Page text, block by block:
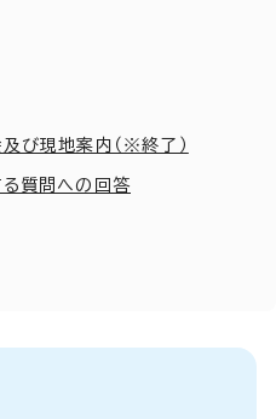
び現地案内（※終了）
質問への回答